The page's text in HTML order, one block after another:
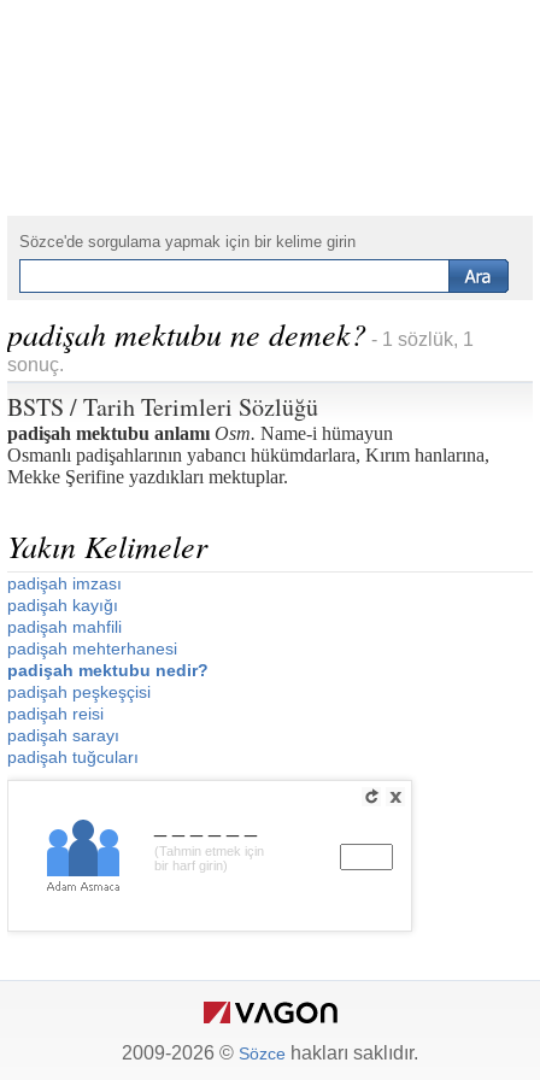
Sözce'de sorgulama yapmak için bir kelime girin
padişah mektubu ne demek? - 1 sözlük, 1
sonuç.
BSTS / Tarih Terimleri Sözlüğü
padişah mektubu anlamı Osm. Name-i hümayun
Osmanlı padişahlarının yabancı hükümdarlara, Kırım hanlarına,
Mekke Şerifine yazdıkları mektuplar.
Yakın Kelimeler
padişah imzası
padişah kayığı
padişah mahfili
padişah mehterhanesi
padişah mektubu nedir?
padişah peşkeşçisi
padişah reisi
padişah sarayı
padişah tuğcuları
(Tahmin etmek için
bir harf girin)
2009-2026 © Sözce hakları saklıdır.